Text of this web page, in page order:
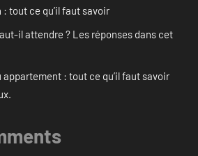
tout ce qu’il faut savoir
il attendre ? Les réponses dans cet
: tout ce qu’il faut savoir